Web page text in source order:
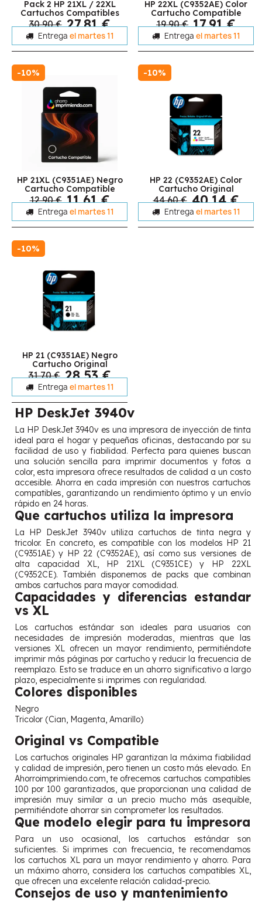
Pack 2 HP 21XL / 22XL
Cartuchos Compatibles
30,90 € 27,81 €
Entrega el martes 11
HP 22XL (C9352AE) Color
Cartucho Compatible
19,90 € 17,91 €
Entrega el martes 11
-10%
HP 21XL (C9351AE) Negro
Cartucho Compatible
12,90 € 11,61 €
Entrega el martes 11
-10%
HP 22 (C9352AE) Color
Cartucho Original
44,60 € 40,14 €
Entrega el martes 11
-10%
HP 21 (C9351AE) Negro
Cartucho Original
31,70 € 28,53 €
Entrega el martes 11
HP DeskJet 3940v
La HP DeskJet 3940v es una impresora de inyección de tinta
ideal para el hogar y pequeñas oficinas, destacando por su
facilidad de uso y fiabilidad. Perfecta para quienes buscan
una solución sencilla para imprimir documentos y fotos a
color, esta impresora ofrece resultados de calidad a un costo
accesible. Ahorra en cada impresión con nuestros cartuchos
compatibles, garantizando un rendimiento óptimo y un envío
rápido en 24 horas.
Que cartuchos utiliza la impresora
La HP DeskJet 3940v utiliza cartuchos de tinta negra y
tricolor. En concreto, es compatible con los modelos HP 21
(C9351AE) y HP 22 (C9352AE), así como sus versiones de
alta capacidad XL, HP 21XL (C9351CE) y HP 22XL
(C9352CE). También disponemos de packs que combinan
ambos cartuchos para mayor comodidad.
Capacidades y diferencias estandar
vs XL
Los cartuchos estándar son ideales para usuarios con
necesidades de impresión moderadas, mientras que las
versiones XL ofrecen un mayor rendimiento, permitiéndote
imprimir más páginas por cartucho y reducir la frecuencia de
reemplazo. Esto se traduce en un ahorro significativo a largo
plazo, especialmente si imprimes con regularidad.
Colores disponibles
Negro
Tricolor (Cian, Magenta, Amarillo)
Original vs Compatible
Los cartuchos originales HP garantizan la máxima fiabilidad
y calidad de impresión, pero tienen un costo más elevado. En
Ahorroimprimiendo.com, te ofrecemos cartuchos compatibles
100 por 100 garantizados, que proporcionan una calidad de
impresión muy similar a un precio mucho más asequible,
permitiéndote ahorrar sin comprometer los resultados.
Que modelo elegir para tu impresora
Para un uso ocasional, los cartuchos estándar son
suficientes. Si imprimes con frecuencia, te recomendamos
los cartuchos XL para un mayor rendimiento y ahorro. Para
un máximo ahorro, considera los cartuchos compatibles XL,
que ofrecen una excelente relación calidad-precio.
Consejos de uso y mantenimiento